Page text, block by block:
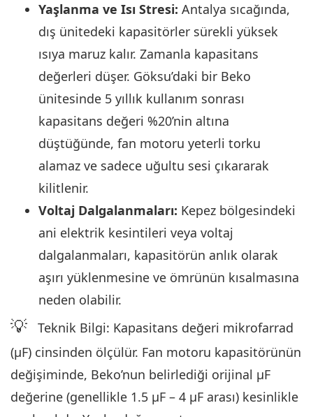
Yaşlanma ve Isı Stresi: Antalya sıcağında,
dış ünitedeki kapasitörler sürekli yüksek
ısıya maruz kalır. Zamanla kapasitans
değerleri düşer. Göksu’daki bir Beko
ünitesinde 5 yıllık kullanım sonrası
kapasitans değeri %20’nin altına
düştüğünde, fan motoru yeterli torku
alamaz ve sadece uğultu sesi çıkararak
kilitlenir.
Voltaj Dalgalanmaları: Kepez bölgesindeki
ani elektrik kesintileri veya voltaj
dalgalanmaları, kapasitörün anlık olarak
aşırı yüklenmesine ve ömrünün kısalmasına
neden olabilir.
💡
Teknik Bilgi: Kapasitans değeri mikrofarrad
(µF) cinsinden ölçülür. Fan motoru kapasitörünün
değişiminde, Beko’nun belirlediği orijinal µF
değerine (genellikle 1.5 µF – 4 µF arası) kesinlikle